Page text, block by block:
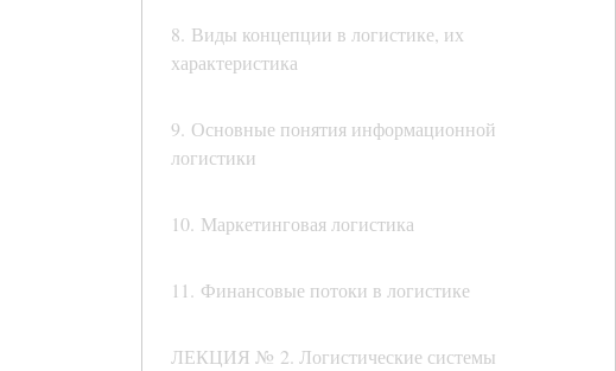
8. Виды концепции в логистике, их
характеристика
9. Основные понятия информационной
логистики
10. Маркетинговая логистика
11. Финансовые потоки в логистике
ЛЕКЦИЯ № 2. Логистические системы